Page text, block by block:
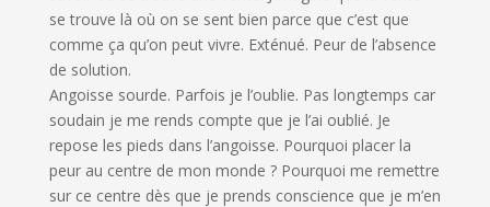
se trouve là où on se sent bien parce que c’est que
comme ça qu’on peut vivre. Exténué. Peur de l’absence
de solution.
Angoisse sourde. Parfois je l’oublie. Pas longtemps car
soudain je me rends compte que je l’ai oublié. Je
repose les pieds dans l’angoisse. Pourquoi placer la
peur au centre de mon monde ? Pourquoi me remettre
sur ce centre dès que je prends conscience que je m’en